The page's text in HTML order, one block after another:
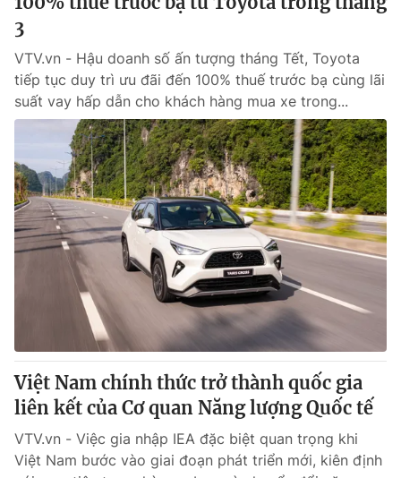
3
VTV.vn - Hậu doanh số ấn tượng tháng Tết, Toyota
tiếp tục duy trì ưu đãi đến 100% thuế trước bạ cùng lãi
suất vay hấp dẫn cho khách hàng mua xe trong...
Việt Nam chính thức trở thành quốc gia
liên kết của Cơ quan Năng lượng Quốc tế
VTV.vn - Việc gia nhập IEA đặc biệt quan trọng khi
Việt Nam bước vào giai đoạn phát triển mới, kiên định